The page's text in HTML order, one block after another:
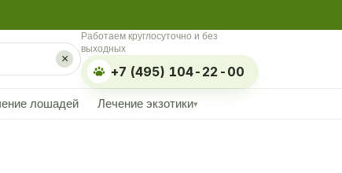
×
Работаем круглосуточно и без
выходных
+7 (495) 104-22-00
лошадей Лечение экзотики▾